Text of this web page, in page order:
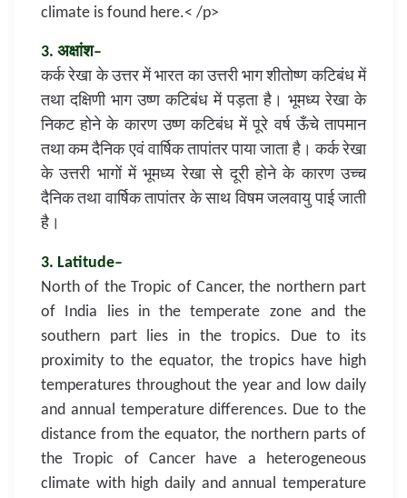
climate is found here.< /p>
3. अक्षांश–
कर्क रेखा के उत्तर में भारत का उत्तरी भाग शीतोष्ण कटिबंध में
तथा दक्षिणी भाग उष्ण कटिबंध में पड़ता है। भूमध्य रेखा के
निकट होने के कारण उष्ण कटिबंध में पूरे वर्ष ऊँचे तापमान
तथा कम दैनिक एवं वार्षिक तापांतर पाया जाता है। कर्क रेखा
के उत्तरी भागों में भूमध्य रेखा से दूरी होने के कारण उच्च
दैनिक तथा वार्षिक तापांतर के साथ विषम जलवायु पाई जाती
है।
3. Latitude–
North of the Tropic of Cancer, the northern part
of India lies in the temperate zone and the
southern part lies in the tropics. Due to its
proximity to the equator, the tropics have high
temperatures throughout the year and low daily
and annual temperature differences. Due to the
distance from the equator, the northern parts of
the Tropic of Cancer have a heterogeneous
climate with high daily and annual temperature